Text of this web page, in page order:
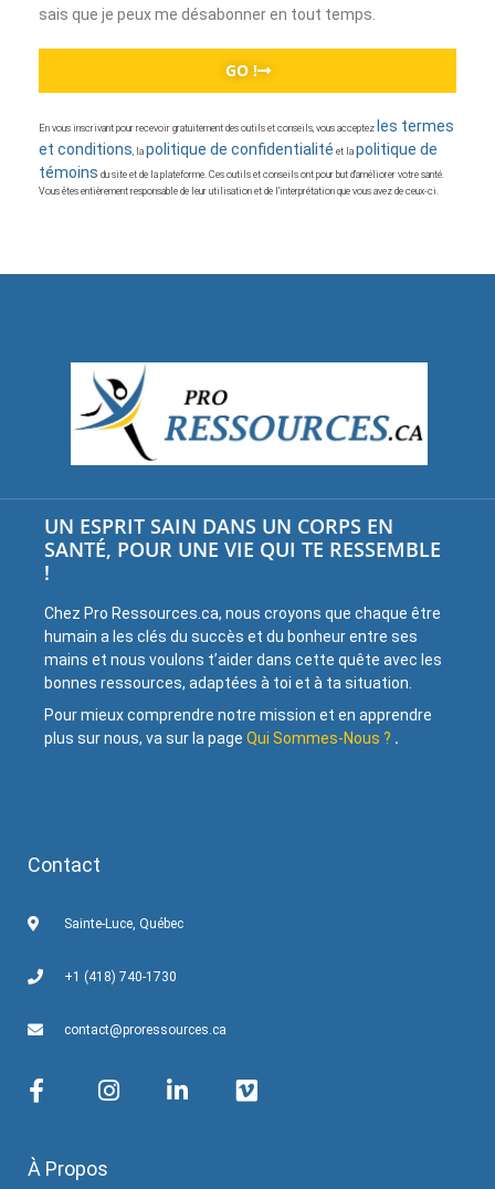
sais que je peux me désabonner en tout temps.
GO !
En vous inscrivant pour recevoir gratuitement des outils et conseils, vous acceptez les termes
et conditions, la politique de confidentialité et la politique de
témoins du site et de la plateforme. Ces outils et conseils ont pour but d’améliorer votre santé.
Vous êtes entièrement responsable de leur utilisation et de l’interprétation que vous avez de ceux-ci.
UN ESPRIT SAIN DANS UN CORPS EN
SANTÉ, POUR UNE VIE QUI TE RESSEMBLE
!
Chez Pro Ressources.ca, nous croyons que chaque être
humain a les clés du succès et du bonheur entre ses
mains et nous voulons t’aider dans cette quête avec les
bonnes ressources, adaptées à toi et à ta situation.
Pour mieux comprendre notre mission et en apprendre
plus sur nous, va sur la page Qui Sommes-Nous ? .
Contact
Sainte-Luce, Québec
+1 (418) 740-1730
contact@proressources.ca
À Propos